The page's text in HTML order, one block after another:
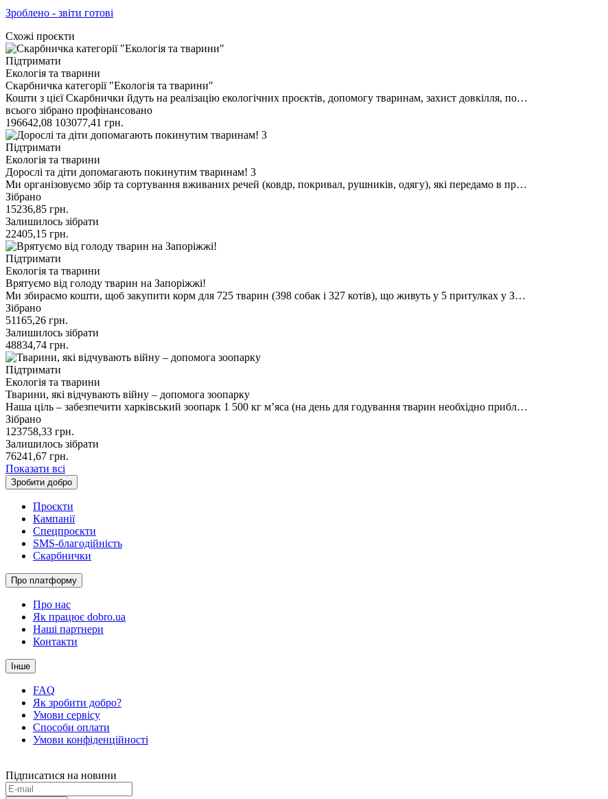
Зроблено - звіти готові
Схожі проєкти
Підтримати
Екологія та тварини
Скарбничка категорії "Екологія та тварини"
Кошти з цієї Скарбнички йдуть на реалізацію екологічних проєктів, допомогу тваринам, захист довкілля, по…
всього зібрано профінансовано
196642,08 103077,41 грн.
Підтримати
Екологія та тварини
Дорослі та діти допомагають покинутим тваринам! 3
Ми організовуємо збір та сортування вживаних речей (ковдр, покривал, рушників, одягу), які передамо в пр…
Зібрано
15236,85 грн.
Залишилось зібрати
22405,15 грн.
Підтримати
Екологія та тварини
Врятуємо від голоду тварин на Запоріжжі!
Ми збираємо кошти, щоб закупити корм для 725 тварин (398 собак і 327 котів), що живуть у 5 притулках у З…
Зібрано
51165,26 грн.
Залишилось зібрати
48834,74 грн.
Підтримати
Екологія та тварини
Тварини, які відчувають війну – допомога зоопарку
Наша ціль – забезпечити харківський зоопарк 1 500 кг мʼяса (на день для годування тварин необхідно прибл…
Зібрано
123758,33 грн.
Залишилось зібрати
76241,67 грн.
Показати всі
Зробити добро
Проєкти
Кампанії
Спецпроєкти
SMS-благодійність
Скарбнички
Про платформу
Про нас
Як працює dobro.ua
Наші партнери
Контакти
Інше
FAQ
Як зробити добро?
Умови сервісу
Способи оплати
Умови конфіденційності
Підписатися на новини